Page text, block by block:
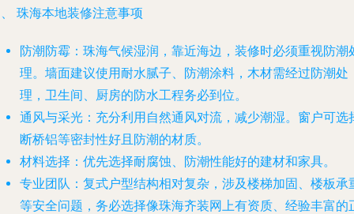
珠海本地装修注意事项
防潮防霉 ：珠海气候湿润，靠近海边，装修时必须重视防潮
理。墙面建议使用耐水腻子、防潮涂料，木材需经过防潮处
理，卫生间、厨房的防水工程务必到位。
通风与采光 ：充分利用自然通风对流，减少潮湿。窗户可选
断桥铝等密封性好且防潮的材质。
材料选择 ：优先选择耐腐蚀、防潮性能好的建材和家具。
专业团队 ：复式户型结构相对复杂，涉及楼梯加固、楼板承
等安全问题，务必选择像珠海齐装网上有资质、经验丰富的